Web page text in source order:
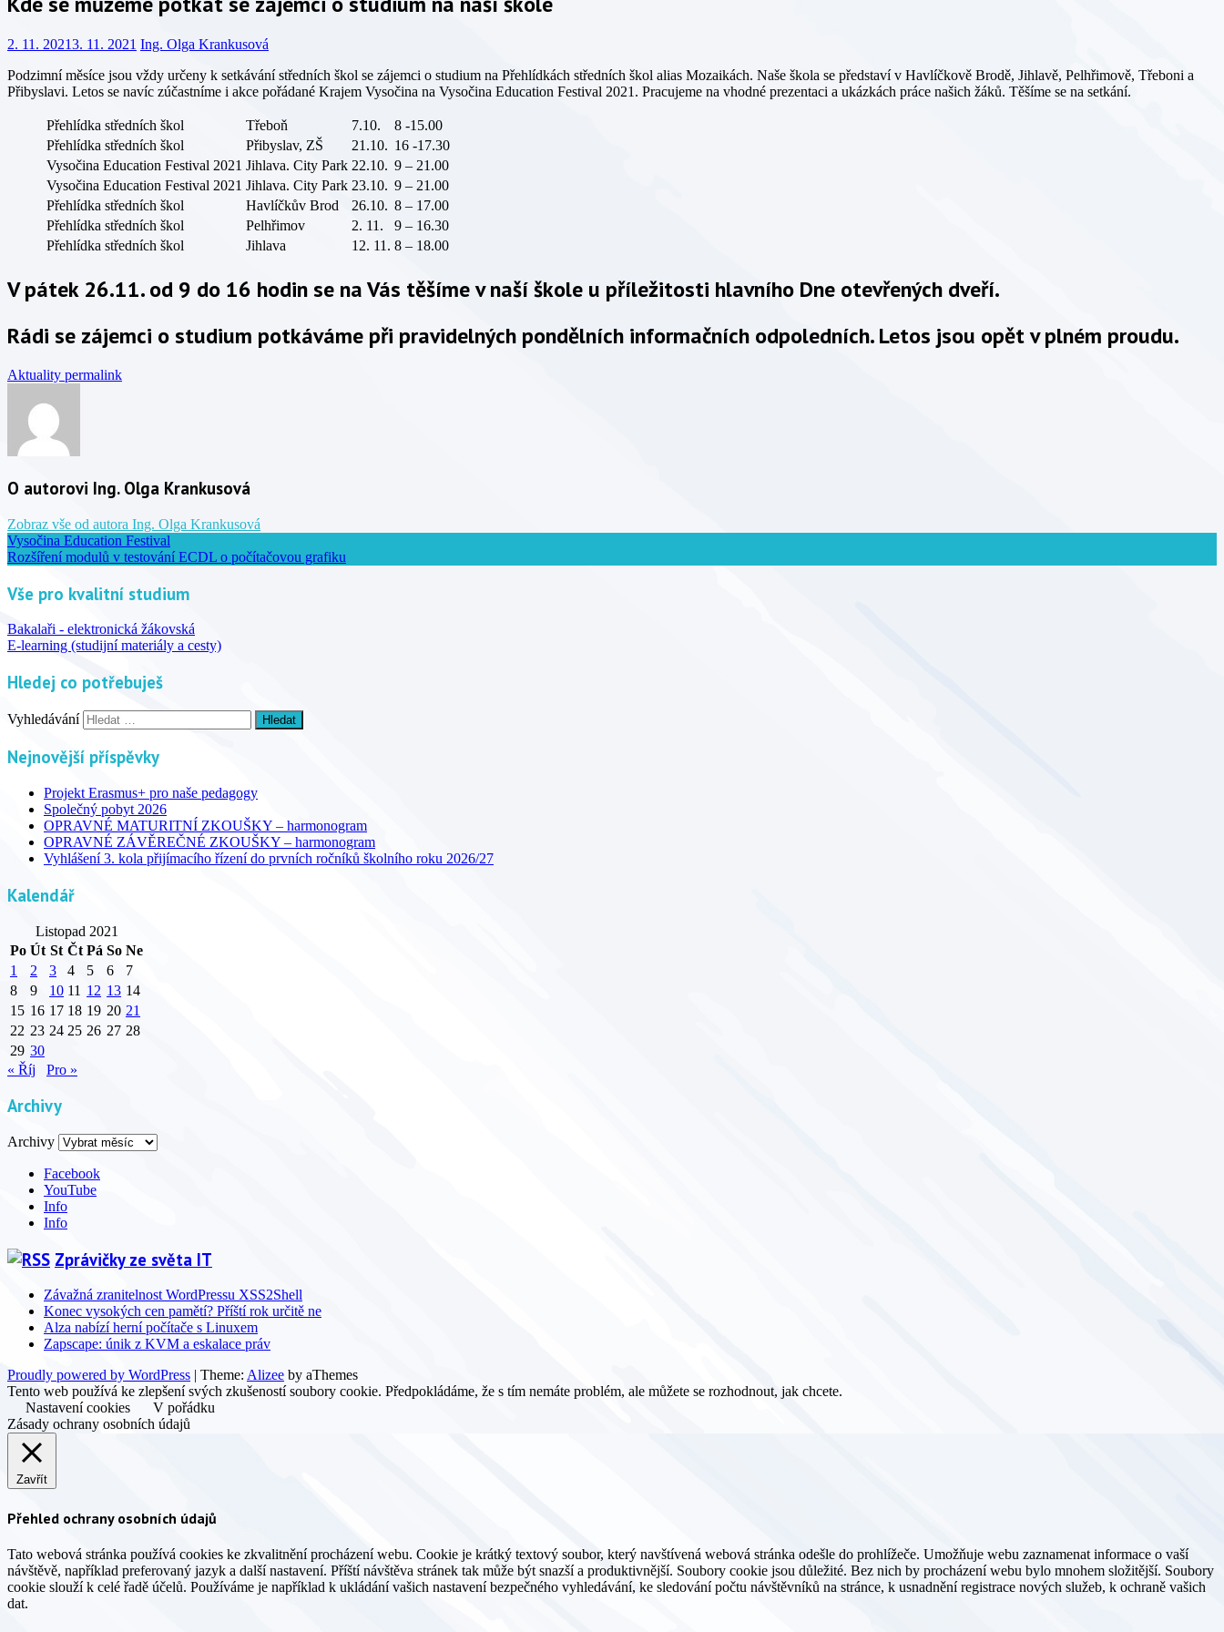
2. 11. 20213. 11. 2021 Ing. Olga Krankusová
Podzimní měsíce jsou vždy určeny k setkávání středních škol se zájemci o studium na Přehlídkách středních škol alias Mozaikách. Naše škola se představí v Havlíčkově Brodě, Jihlavě, Pelhřimově, Třeboni a
Přibyslavi. Letos se navíc zúčastníme i akce pořádané Krajem Vysočina na Vysočina Education Festival 2021. Pracujeme na vhodné prezentaci a ukázkách práce našich žáků. Těšíme se na setkání.
Přehlídka středních škol Třeboň 7.10.
8 -15.00
Přehlídka středních škol
Přibyslav, ZŠ 21.10. 16 -17.30
Vysočina Education Festival 2021 Jihlava. City Park 22.10. 9 – 21.00
Vysočina Education Festival 2021 Jihlava. City Park 23.10. 9 – 21.00
Přehlídka středních škol
Havlíčkův Brod 26.10. 8 – 17.00
Přehlídka středních škol
Pelhřimov 2. 11.
9 – 16.30
Přehlídka středních škol
Jihlava 12. 11. 8 – 18.00
V pátek 26.11. od 9 do 16 hodin se na Vás těšíme v naší škole u příležitosti hlavního Dne otevřených dveří.
Rádi se zájemci o studium potkáváme při pravidelných pondělních informačních odpoledních. Letos jsou opět v plném proudu.
Aktuality permalink
O autorovi Ing. Olga Krankusová
Zobraz vše od autora Ing. Olga Krankusová
Vysočina Education Festival
Rozšíření modulů v testování ECDL o počítačovou grafiku
Vše pro kvalitní studium
Bakalaři - elektronická žákovská
E-learning (studijní materiály a cesty)
Hledej co potřebuješ
Vyhledávání
Nejnovější příspěvky
Projekt Erasmus+ pro naše pedagogy
Společný pobyt 2026
OPRAVNÉ MATURITNÍ ZKOUŠKY – harmonogram
OPRAVNÉ ZÁVĚREČNÉ ZKOUŠKY – harmonogram
Vyhlášení 3. kola přijímacího řízení do prvních ročníků školního roku 2026/27
Kalendář
Listopad 2021
Po Út St Čt Pá So Ne
1
2 3 4 5 6
7
8
9 10 11 12 13 14
15 16 17 18 19 20 21
22 23 24 25 26 27 28
29 30
« Říj
Pro »
Archivy
Archivy
Facebook
YouTube
Info
Info
Zprávičky ze světa IT
Závažná zranitelnost WordPressu XSS2Shell
Konec vysokých cen pamětí? Příští rok určitě ne
Alza nabízí herní počítače s Linuxem
Zapscape: únik z KVM a eskalace práv
Proudly powered by WordPress
Theme: Alizee by aThemes
Tento web používá ke zlepšení svých zkušeností soubory cookie. Předpokládáme, že s tím nemáte problém, ale můžete se rozhodnout, jak chcete.
Nastavení cookies
V pořádku
Zásady ochrany osobních údajů
Zavřít
Přehled ochrany osobních údajů
Tato webová stránka používá cookies ke zkvalitnění procházení webu. Cookie je krátký textový soubor, který navštívená webová stránka odešle do prohlížeče. Umožňuje webu zaznamenat informace o vaší
návštěvě, například preferovaný jazyk a další nastavení. Příští návštěva stránek tak může být snazší a produktivnější. Soubory cookie jsou důležité. Bez nich by procházení webu bylo mnohem složitější. Soubory
cookie slouží k celé řadě účelů. Používáme je například k ukládání vašich nastavení bezpečného vyhledávání, ke sledování počtu návštěvníků na stránce, k usnadnění registrace nových služeb, k ochraně vašich
dat.